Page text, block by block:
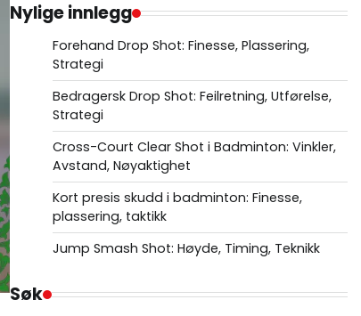
Nylige innlegg
Forehand Drop Shot: Finesse, Plassering,
Strategi
Bedragersk Drop Shot: Feilretning, Utførelse,
Strategi
Cross-Court Clear Shot i Badminton: Vinkler,
Avstand, Nøyaktighet
Kort presis skudd i badminton: Finesse,
plassering, taktikk
Jump Smash Shot: Høyde, Timing, Teknikk
Søk